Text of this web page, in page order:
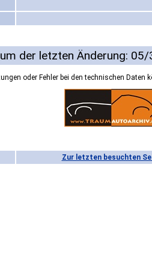
der letzten Änderung:
oder Fehler bei den technischen Daten
Zur letzten besuchten